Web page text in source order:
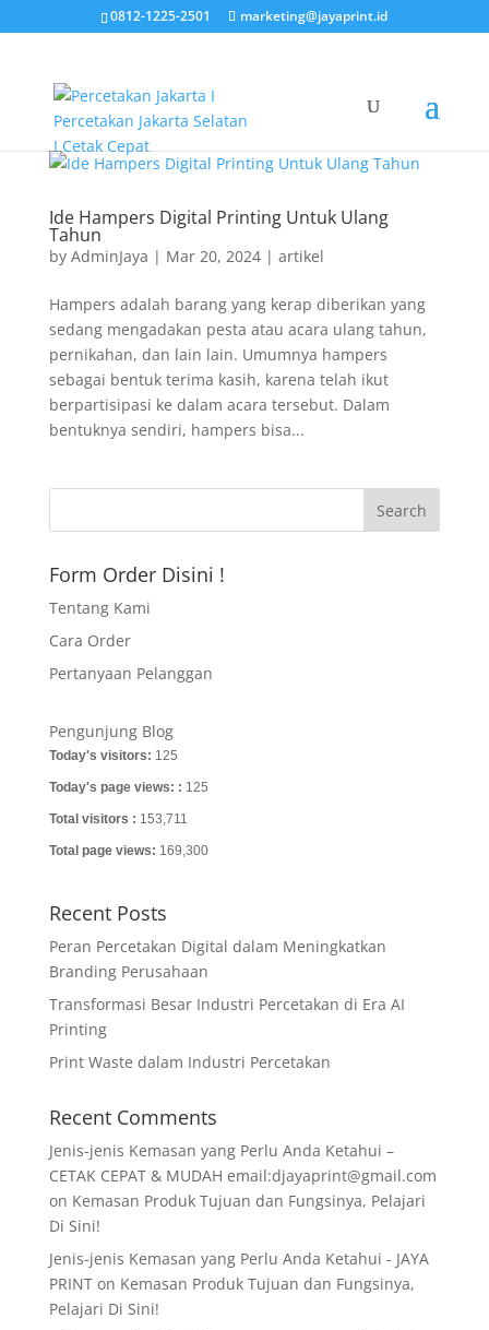
0812-1225-2501 marketing@jayaprint.id
Ide Hampers Digital Printing Untuk Ulang
Tahun
by AdminJaya | Mar 20, 2024| artikel
Hampers adalah barang yang kerap diberikan yang
sedang mengadakan pesta atau acara ulang tahun,
pernikahan, dan lain lain. Umumnya hampers
sebagai bentuk terima kasih, karena telah ikut
berpartisipasi ke dalam acara tersebut. Dalam
bentuknya sendiri, hampers bisa...
Form Order Disini !
Tentang Kami
Cara Order
Pertanyaan Pelanggan
Pengunjung Blog
Today's visitors: 125
Today's page views: : 125
Total visitors : 153,711
Total page views: 169,300
Recent Posts
Peran Percetakan Digital dalam Meningkatkan
Branding Perusahaan
Transformasi Besar Industri Percetakan di Era AI
Printing
Print Waste dalam Industri Percetakan
Recent Comments
Jenis-jenis Kemasan yang Perlu Anda Ketahui –
CETAK CEPAT & MUDAH email:djayaprint@gmail.com
on Kemasan Produk Tujuan dan Fungsinya, Pelajari
Di Sini!
Jenis-jenis Kemasan yang Perlu Anda Ketahui - JAYA
PRINTon Kemasan Produk Tujuan dan Fungsinya,
Pelajari Di Sini!